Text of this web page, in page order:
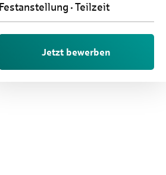
Festanstellung Teilzeit
Jetzt bewerben